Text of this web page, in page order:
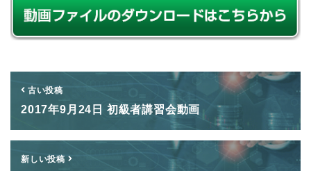
古い投稿
2017年9月24日 初級者講習会動画
新しい投稿